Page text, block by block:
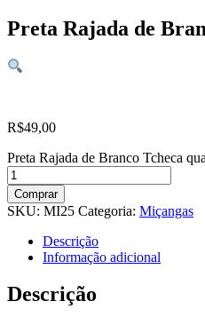
Preta Rajada de
R$49,00
Preta Rajada de Branco Tcheca
Comprar
SKU: MI25 Categoria: Miçangas
Descrição
Informação adicional
Descrição